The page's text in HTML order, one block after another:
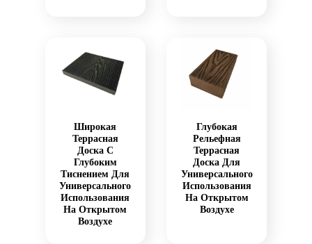
Широкая
Террасная
Доска С
Глубоким
Тиснением Для
Универсального
Использования
На Открытом
Воздухе
Глубокая
Рельефная
Террасная
Доска Для
Универсального
Использования
На Открытом
Воздухе